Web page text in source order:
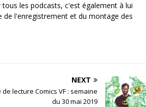
les podcasts, c'est également à lui
l'enregistrement et du montage des
NEXT
de lecture Comics VF : semaine
du 30 mai 2019